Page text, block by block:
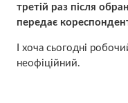
третій раз після
передає
І хоча сьогодні
неофіційний.